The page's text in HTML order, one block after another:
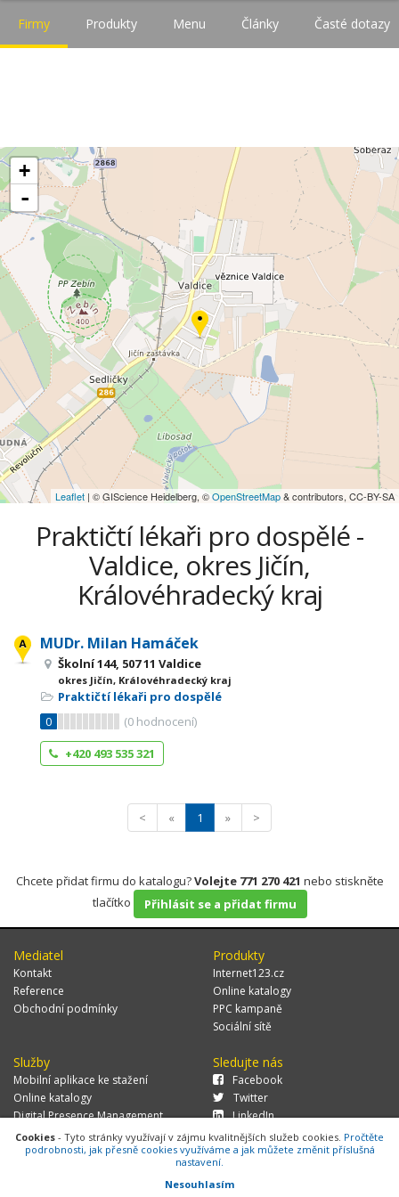
Firmy Produkty Menu Články Časté dotazy
+
-
Leaflet | © GIScience Heidelberg, ©OpenStreetMap& contributors, CC-BY-SA
Praktičtí lékaři pro dospělé -
Valdice, okres Jičín,
Královéhradecký kraj
MUDr. Milan Hamáček
Školní 144, 507 11 Valdice
okres Jičín, Královéhradecký kraj
Praktičtí lékaři pro dospělé
0
(0 hodnocení)
+420 493 535 321
< « 1 » >
Chcete přidat firmu do katalogu?Volejte 771 270 421 nebo stiskněte
tlačítko
Přihlásit se a přidat firmu
Mediatel
Kontakt
Reference
Obchodní podmínky
Produkty
Internet123.cz
Online katalogy
PPC kampaně
Sociální sítě
Služby
Mobilní aplikace ke stažení
Online katalogy
Digital Presence Management
Více zákazníků
Sledujte nás
Facebook
Twitter
LinkedIn
© 2026 MEDIATEL CZ, s.r.o.,Za Potokem 46/4, 106 00 Praha 10, tel.:
Cookies - Tyto stránky využívají v zájmu kvalitnějších služeb cookies. Pročtěte
podrobnosti, jak přesně cookies využíváme a jak můžete změnit příslušná
nastavení.
Nesouhlasím